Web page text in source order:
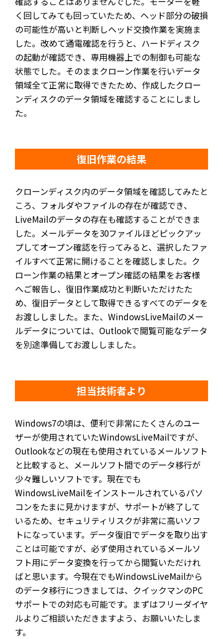
く回してみても回っていたため、ヘッド部分の破損
の可能性が高いと判断しヘッド交換作業を実施ま
した。改めて通電確認を行うと、ハードディスク
の起動が確認でき、専用機器上での制御も可能な
状態でした。そのままクローン作業を行いデータ
領域全て正常に取得できたため、作成したクロー
ンディスクのデータ領域を確認することにしまし
た。
復旧作業の結果
クローンディスク内のデータ領域を確認してみたと
ころ、フォルダやファイルの存在が確認でき、
LiveMailのデータの存在も確認することができま
した。メールデータを30ファイルほどピックアッ
プしてオープン確認を行ってみると、選択したファ
イルすべて正常に開けることを確認しました。ク
ローン作業の結果とオープン確認の結果をお客様
へご報告し、復旧作業成功と判断いただけたた
め、復旧データとして取得できるすべてのデータを
お渡ししました。また、WindowsLiveMailのメー
ルデータについては、Outlookで閲覧可能なデータ
を別途準備してお渡ししました。
担当技術者より
Windows7の頃は、便利で非常にたくさんのユー
ザーが使用されていたWindowsLiveMailですが、
Outlookなどの現在も使用されているメールソフト
と比較すると、メールソフト間でのデータ移行が
少々難しいソフトです。現在でも
WindowsLiveMailをインストールされているパソ
コンをたまに見かけますが、サポートが終了して
いるため、セキュリティリスクが非常に高いソフ
トになっています。データ復旧でデータを取り出す
ことは可能ですが、必ず使用されているメールソ
フト用にデータ変換を行ってから閲覧いただけれ
ばと思います。今現在でもWindowsLiveMailから
のデータ移行につきましては、クイックマンのPC
サポートでの対応も可能です。まずはフリーダイヤ
ルよりご相談いただきますよう、お願いいたしま
す。